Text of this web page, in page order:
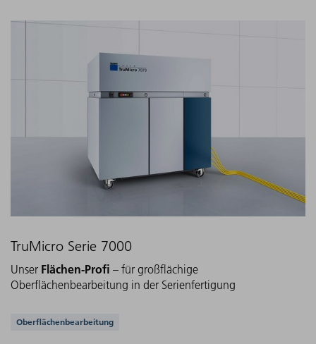
TruMicro Serie 7000
Unser Flächen-Profi – für großflächige
Oberflächenbearbeitung in der Serienfertigung
Unterstützte Anwendungen
Oberflächenbearbeitung